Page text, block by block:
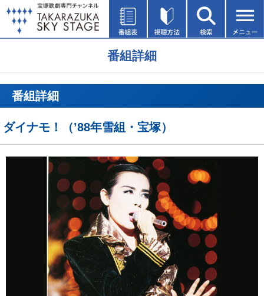
番組詳細
番組詳細
ダイナモ！（’88年雪組・宝塚）